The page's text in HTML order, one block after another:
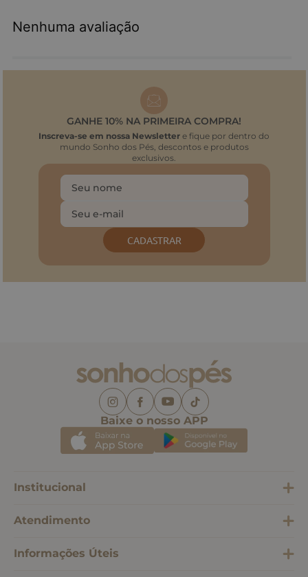
Nenhuma avaliação
GANHE 10% NA PRIMEIRA COMPRA!
Inscreva-se em nossa Newsletter e fique por dentro do
mundo Sonho dos Pés, descontos e produtos
exclusivos.
CADASTRAR
Baixe o nosso APP
Institucional
Atendimento
Informações Úteis